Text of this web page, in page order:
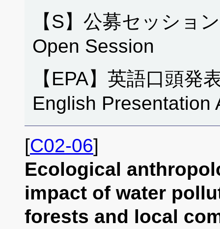
【S】公募セッショ
Open Session
【EPA】英語口頭発
English Presentation
[C02-06]
Ecological
impact of water
forests and local